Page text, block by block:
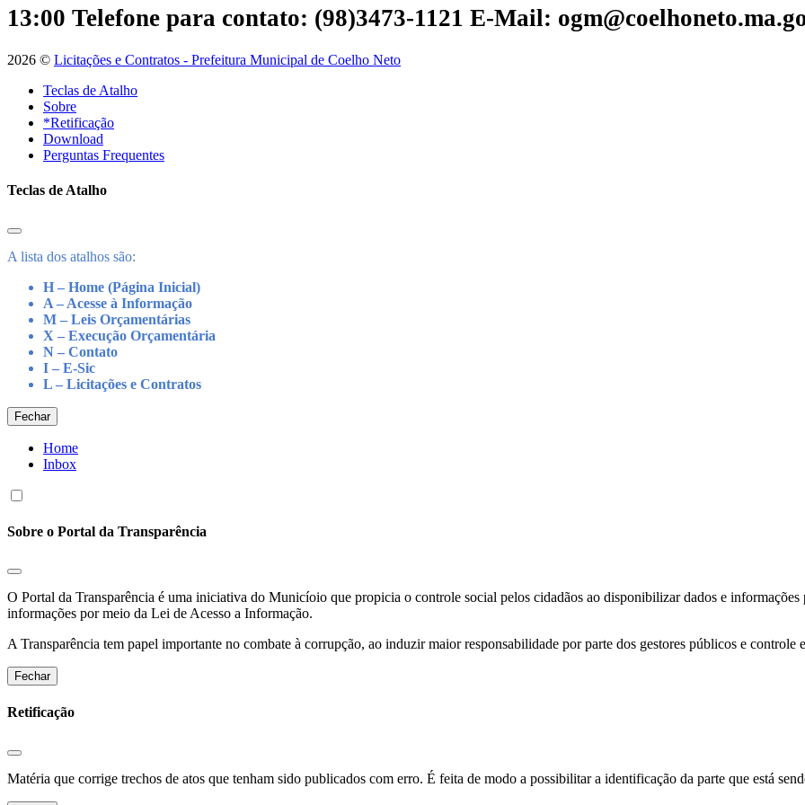
13:00 Telefone para contato: (98)3473-1121 E-Mail:
2026 © Licitações e Contratos - Prefeitura Municipal de Coelho Neto
Teclas de Atalho
Sobre
*Retificação
Download
Perguntas Frequentes
Teclas de Atalho
A lista dos atalhos são:
H – Home (Página Inicial)
A – Acesse à Informação
M – Leis Orçamentárias
X – Execução Orçamentária
N – Contato
I – E-Sic
L – Licitações e Contratos
Fechar
Home
Inbox
Sobre o Portal da Transparência
O Portal da Transparência é uma iniciativa do Municíoio que propicia o controle social pelos cidadãos ao disponibilizar dados e
informações por meio da Lei de Acesso a Informação.
A Transparência tem papel importante no combate à corrupção, ao induzir maior responsabilidade por parte dos gestores públicos e controle
Fechar
Retificação
Matéria que corrige trechos de atos que tenham sido publicados com erro. É feita de modo a possibilitar a identificação da parte que está